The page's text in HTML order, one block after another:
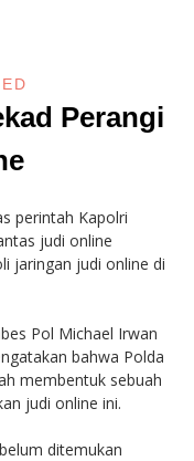
Perangi
perintah Kapolri
judi online
jaringan judi online di
Pol Michael Irwan
bahwa Polda
membentuk sebuah
judi online ini.
ditemukan